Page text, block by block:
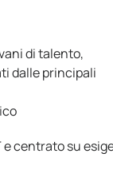
di talento,
dalle principali
centrato su